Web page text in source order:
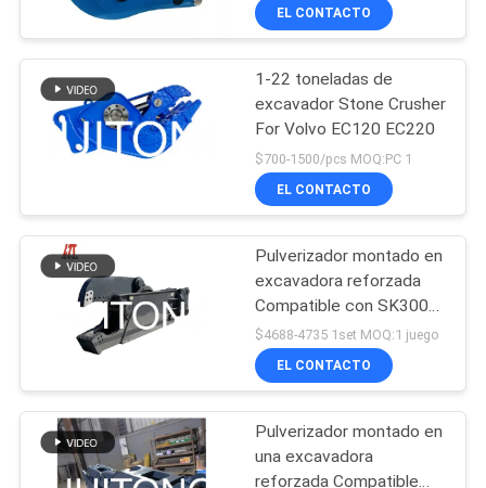
RECORRIDO
POR
FÁBRICA
DE
CALIDAD
NOTICIAS
SOLICITAR
UNA CITA
Cubo del esqueleto
del excavador
186
auge largo del
alcance del
excavador
238
EL CONTACTO
1-22 toneladas de
excavador Stone Crusher
For Volvo EC120 EC220
$700-1500/pcs MOQ:PC 1
EL CONTACTO
Pulverizador montado en
excavadora reforzada
Compatible con SK300
PC300 SH300 EX300
DH330 R300 excavadora
para romper paredes y
toneladas
$4688-4735 1set MOQ:1 juego
EL CONTACTO
Pulverizador montado en
una excavadora
reforzada Compatible